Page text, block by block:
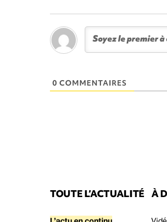
0 COMMENTAIRES
TOUTE L’ACTUALITÉ À